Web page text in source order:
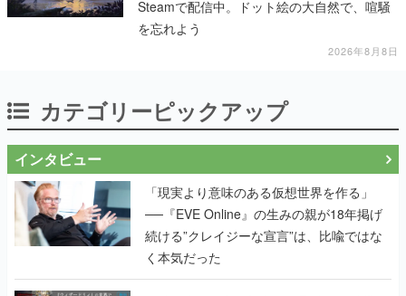
Steamで配信中。ドット絵の大自然で、喧騒
を忘れよう
2026年8月8日
カテゴリーピックアップ
インタビュー
「現実より意味のある仮想世界を作る」
──『EVE Online』の生みの親が18年掲げ
続ける”クレイジーな宣言”は、比喩ではな
く本気だった